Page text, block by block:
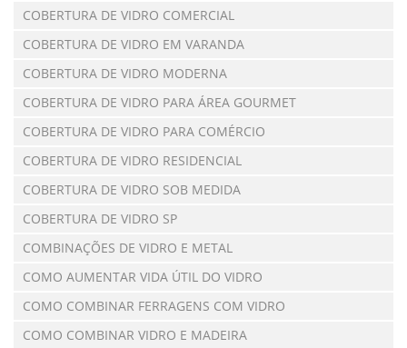
COBERTURA DE VIDRO COMERCIAL
COBERTURA DE VIDRO EM VARANDA
COBERTURA DE VIDRO MODERNA
COBERTURA DE VIDRO PARA ÁREA GOURMET
COBERTURA DE VIDRO PARA COMÉRCIO
COBERTURA DE VIDRO RESIDENCIAL
COBERTURA DE VIDRO SOB MEDIDA
COBERTURA DE VIDRO SP
COMBINAÇÕES DE VIDRO E METAL
COMO AUMENTAR VIDA ÚTIL DO VIDRO
COMO COMBINAR FERRAGENS COM VIDRO
COMO COMBINAR VIDRO E MADEIRA